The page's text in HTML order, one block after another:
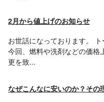
2月から値上げのお知らせ
お世話になっております。 ト
今回、燃料や洗剤などの価格
更を致...
なぜこんなに安いのか？その